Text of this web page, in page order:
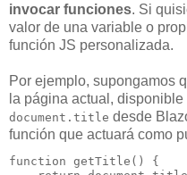
invocar funciones. Si
valor de una variable o
función JS personalizada.
Por ejemplo, supongamos
la página actual,
document.title desde
función que actuará como
function getTitle() {